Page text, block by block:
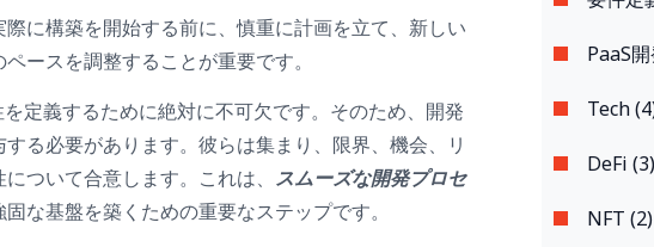
に構築を開始する前に、慎重に計画を立て、新しい
ースを調整することが重要です。
定義するために絶対に不可欠です。そのため、開発
る必要があります。彼らは集まり、限界、機会、リ
ついて合意します。これは、 スムーズな開発プロセ
な基盤を築くための重要なステップです。
PaaS
Tech
DeFi (3)
NFT (2)